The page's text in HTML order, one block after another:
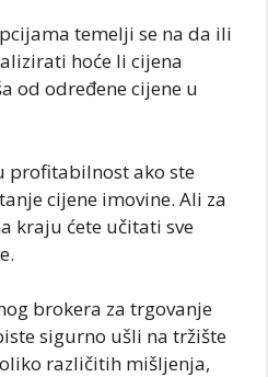
temelji se na da ili
hoće li cijena
od određene cijene u
profitabilnost ako ste
cijene imovine. Ali za
kraju ćete učitati sve
brokera za trgovanje
sigurno ušli na tržište
različitih mišljenja,